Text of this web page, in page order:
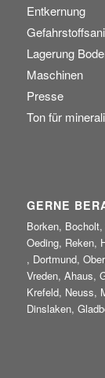
Entkernung
Lagerung
Maschinen
Presse
Ton für
GERNE
Borken,
Oeding, Reken,
, Dortmund,
Vreden, Ahaus,
Krefeld, Neuss,
Dinslaken,